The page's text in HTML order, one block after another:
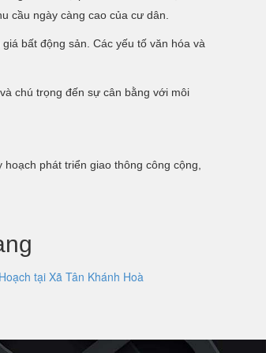
cầu ngày càng cao của cư dân.
bất động sản. Các yếu tố văn hóa và
chú trọng đến sự cân bằng với môi
phát triển giao thông công cộng,
tại Xã Tân Khánh Hoà